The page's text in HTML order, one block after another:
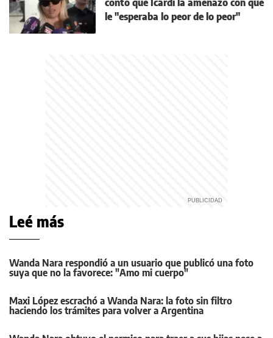
contó que Icardi la amenazó con que
le "esperaba lo peor de lo peor"
Leé más
Wanda Nara respondió a un usuario que publicó una foto
suya que no la favorece: "Amo mi cuerpo"
Maxi López escrachó a Wanda Nara: la foto sin filtro
haciendo los trámites para volver a Argentina